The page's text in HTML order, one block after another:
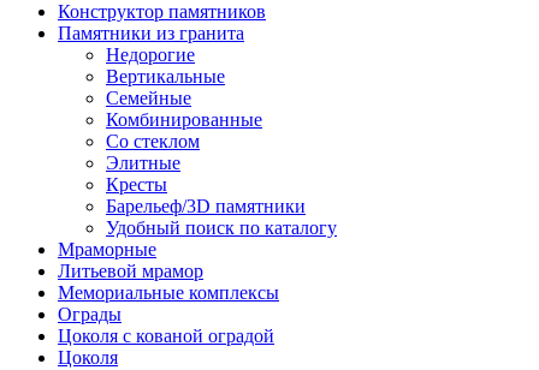
Конструктор памятников
Памятники из гранита
Недорогие
Вертикальные
Семейные
Комбинированные
Со стеклом
Элитные
Кресты
Барельеф/3D памятники
Удобный поиск по каталогу
Мраморные
Литьевой мрамор
Мемориальные комплексы
Ограды
Цоколя с кованой оградой
Цоколя